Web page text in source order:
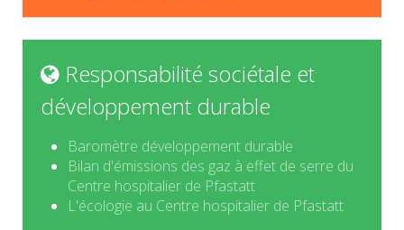
Responsabilité sociétale et
développement durable
Baromètre développement durable
Bilan d'émissions des gaz à effet de serre du
Centre hospitalier de Pfastatt
L'écologie au Centre hospitalier de Pfastatt